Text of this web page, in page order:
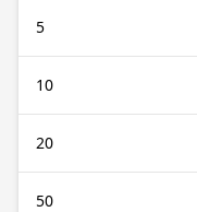
5
10
20
50